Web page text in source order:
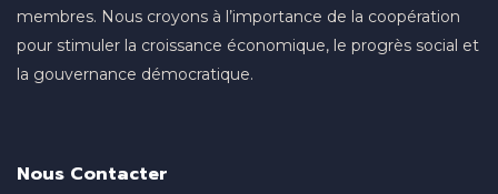
membres. Nous croyons à l’importance de la coopération
pour stimuler la croissance économique, le progrès social et
la gouvernance démocratique.
Nous Contacter